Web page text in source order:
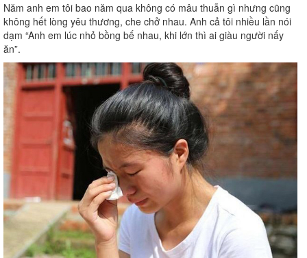
Năm anh em tôi bao năm qua không có mâu thuẫn gì nhưng cũng
không hết lòng yêu thương, che chở nhau. Anh cả tôi nhiều lần nói
dạm “Anh em lúc nhỏ bồng bế nhau, khi lớn thì ai giàu người nấy
ăn”.